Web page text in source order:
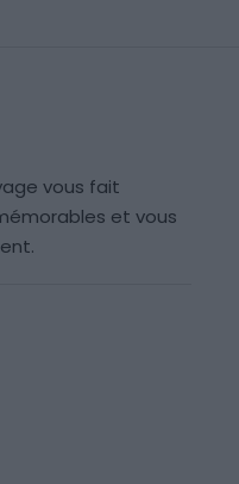
vous fait
et vous